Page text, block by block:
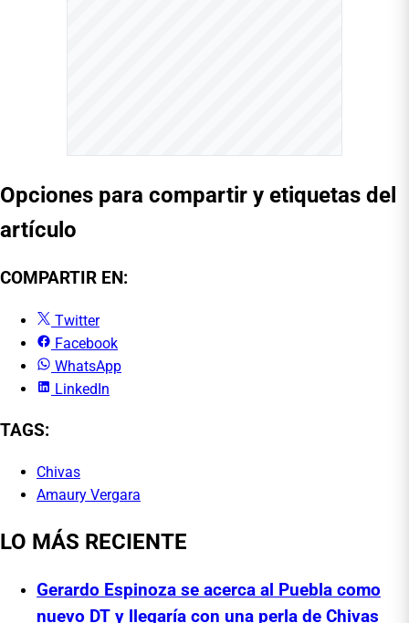
Opciones para compartir y etiquetas del
artículo
COMPARTIR EN:
Twitter
Facebook
WhatsApp
LinkedIn
TAGS:
Chivas
Amaury Vergara
LO MÁS RECIENTE
Gerardo Espinoza se acerca al Puebla como
nuevo DT y llegaría con una perla de Chivas